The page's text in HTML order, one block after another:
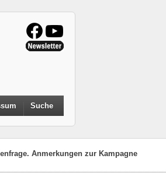
Suche
Anmerkungen zur Kampagne